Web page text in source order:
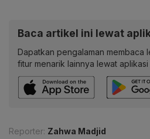
Baca artikel ini lewat
Dapatkan pengalaman membaca
fitur menarik lainnya lewat
Reporter: Zahwa Madjid